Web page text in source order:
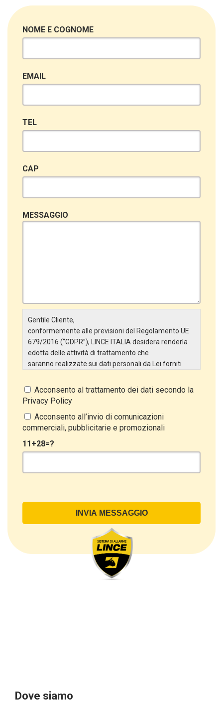
NOME E COGNOME
EMAIL
TEL
CAP
MESSAGGIO
Gentile Cliente,
conformemente alle previsioni del Regolamento UE
679/2016 (“GDPR”), LINCE ITALIA desidera renderla
edotta delle attività di trattamento che
saranno realizzate sui dati personali da Lei forniti
particolare:
Titolare del Trattamento
Il Titolare del Trattamento è LINCE ITALIA S.r.l., con
sede in Via Variante di Cancelliera snc 00072 –
Ariccia (RM). L’interessato può esercitare i
propri diritti inviando una raccomandata alla sede
Oggetto del Trattamento
di contatto, così come altri dati necessari ai fini della
fatturazione, come l’indirizzo). Con riferimento a
questi ultimi, cogliamo l’occasione per
sottolineare che i dati delle persone fisiche sono
sempre qualificati come personali, mentre le persone
giuridiche sono in via generale escluse
dal campo di applicazione del GDPR (artt. 1 e 4 del
Alcuni segmenti dell’attività richiesta potrebbero
Acconsento al trattamento dei dati secondo la
Privacy Policy
Acconsento all’invio di comunicazioni
commerciali, pubblicitarie e promozionali
11+28=?
Dove siamo